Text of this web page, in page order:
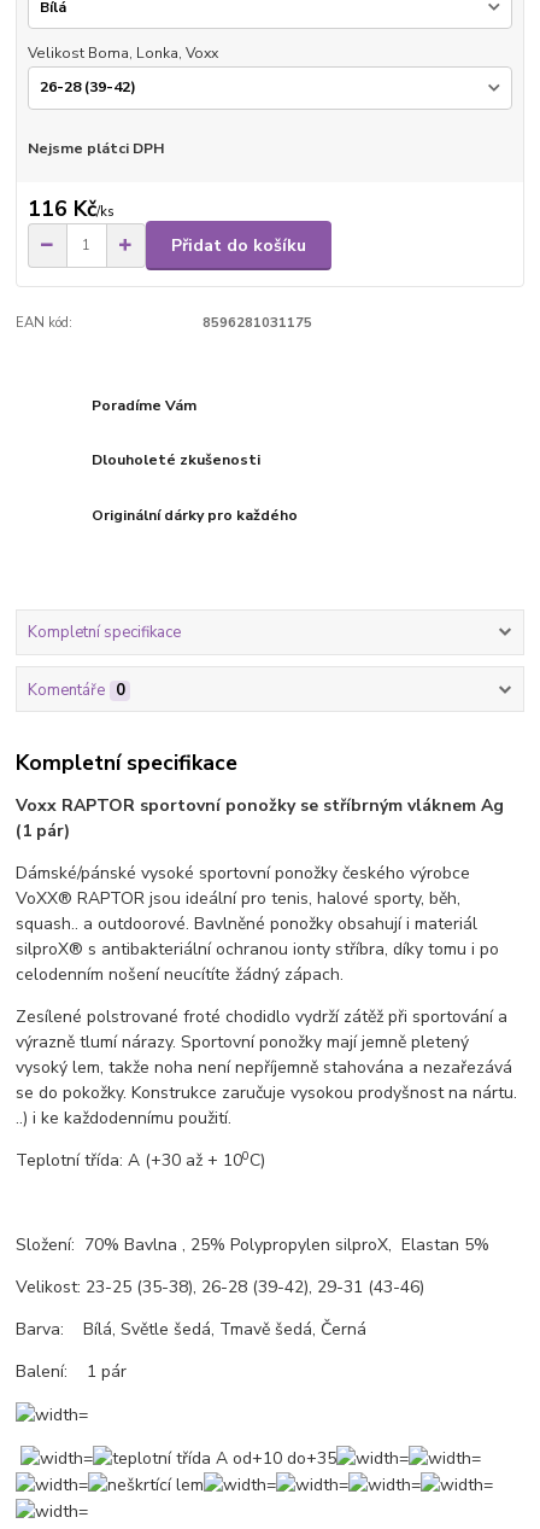
Velikost Boma, Lonka, Voxx
Nejsme plátci DPH
116 Kč/ks
Přidat do košíku
EAN kód: 8596281031175
Poradíme Vám
Dlouholeté zkušenosti
Originální dárky pro každého
Kompletní specifikace
Komentáře 0
Kompletní specifikace
Voxx RAPTOR sportovní ponožky se stříbrným vláknem Ag
(1 pár)
Dámské/pánské vysoké sportovní ponožky českého výrobce
VoXX® RAPTOR jsou ideální pro tenis, halové sporty, běh,
squash.. a outdoorové. Bavlněné ponožky obsahují i materiál
silproX® s antibakteriální ochranou ionty stříbra, díky tomu i po
celodenním nošení neucítíte žádný zápach.
Zesílené polstrované froté chodidlo vydrží zátěž při sportování a
výrazně tlumí nárazy. Sportovní ponožky mají jemně pletený
vysoký lem, takže noha není nepříjemně stahována a nezařezává
se do pokožky. Konstrukce zaručuje vysokou prodyšnost na nártu.
..) i ke každodennímu použití.
Teplotní třída: A (+30 až + 100C)
Složení: 70% Bavlna , 25% Polypropylen silproX, Elastan 5%
Velikost: 23-25 (35-38), 26-28 (39-42), 29-31 (43-46)
Barva: Bílá, Světle šedá, Tmavě šedá, Černá
Balení: 1 pár